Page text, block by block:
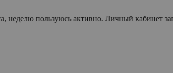
неделю пользуюсь активно. Личный кабинет